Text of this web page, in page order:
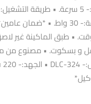
المنشأ:- الصين. • الطاقة:-
• طبق الماكينة
و بسكوت. • مصنوع من